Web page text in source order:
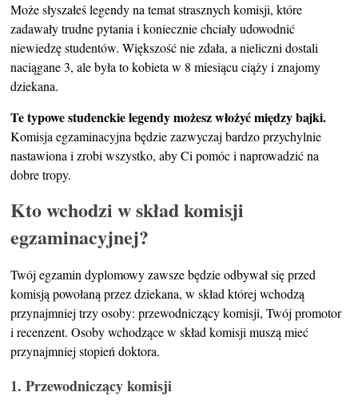
Może słyszałeś legendy na temat strasznych komisji, które
zadawały trudne pytania i koniecznie chciały udowodnić
niewiedzę studentów. Większość nie zdała, a nieliczni dostali
naciągane 3, ale była to kobieta w 8 miesiącu ciąży i znajomy
dziekana.
Te typowe studenckie legendy możesz włożyć między bajki.
Komisja egzaminacyjna będzie zazwyczaj bardzo przychylnie
nastawiona i zrobi wszystko, aby Ci pomóc i naprowadzić na
dobre tropy.
Kto wchodzi w skład komisji
egzaminacyjnej?
Twój egzamin dyplomowy zawsze będzie odbywał się przed
komisją powołaną przez dziekana, w skład której wchodzą
przynajmniej trzy osoby: przewodniczący komisji, Twój promotor
i recenzent. Osoby wchodzące w skład komisji muszą mieć
przynajmniej stopień doktora.
1. Przewodniczący komisji